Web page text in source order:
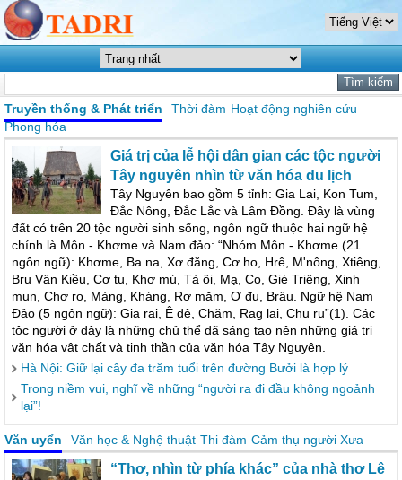
Truyền thống & Phát triển Thời đàm Hoạt động nghiên cứu
Phong hóa
Giá trị của lễ hội dân gian các tộc người
Tây nguyên nhìn từ văn hóa du lịch
Tây Nguyên bao gồm 5 tỉnh: Gia Lai, Kon Tum,
Đắc Nông, Đắc Lắc và Lâm Đồng. Đây là vùng
đất có trên 20 tộc người sinh sống, ngôn ngữ thuộc hai ngữ hệ
chính là Môn - Khơme và Nam đảo: “Nhóm Môn - Khơme (21
ngôn ngữ): Khơme, Ba na, Xơ đăng, Cơ ho, Hrê, M'nông, Xtiêng,
Bru Vân Kiều, Cơ tu, Khơ mú, Tà ôi, Mạ, Co, Gié Triêng, Xinh
mun, Chơ ro, Mảng, Kháng, Rơ măm, Ơ đu, Brâu. Ngữ hệ Nam
Đảo (5 ngôn ngữ): Gia rai, Ê đê, Chăm, Rag lai, Chu ru”(1). Các
tộc người ở đây là những chủ thể đã sáng tạo nên những giá trị
văn hóa vật chất và tinh thần của văn hóa Tây Nguyên.
Hà Nội: Giữ lại cây đa trăm tuổi trên đường Bưởi là hợp lý
Trong niềm vui, nghĩ về những “người ra đi đầu không ngoảnh
lại”!
Văn uyển Văn học & Nghệ thuật Thi đàm Cảm thụ người Xưa
“Thơ, nhìn từ phía khác” của nhà thơ Lê